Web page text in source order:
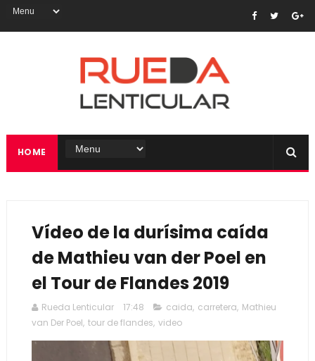
HOME
Vídeo de la durísima caída
de Mathieu van der Poel en
el Tour de Flandes 2019
Rueda Lenticular 17:48 caida, carretera, Mathieu
van Der Poel, tour de flandes, video